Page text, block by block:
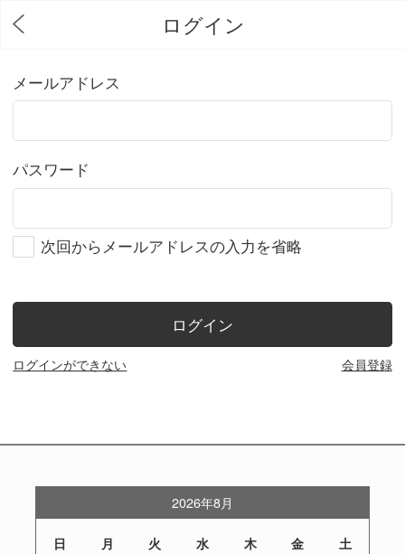
ログイン
メールアドレス
パスワード
次回からメールアドレスの入力を省略
ログイン
ログインができない 会員登録
2026年8月
日 月 火 水 木 金 土